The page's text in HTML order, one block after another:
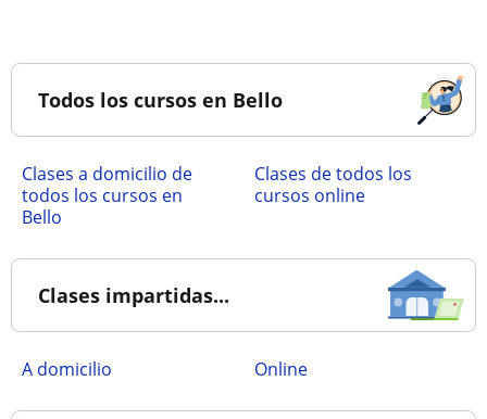
Todos los cursos en Bello
Clases a domicilio de
todos los cursos en
Bello
Clases de todos los
cursos online
Clases impartidas...
a domicilio online